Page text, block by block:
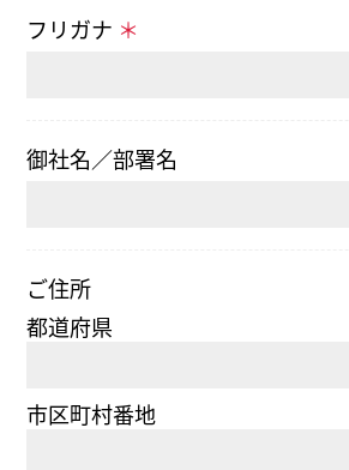
フリガナ ＊
御社名／部署名
ご住所
都道府県
市区町村番地